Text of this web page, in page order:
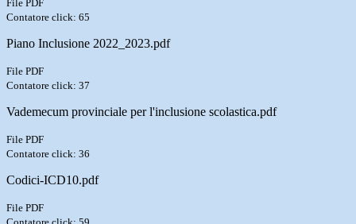
File PDF
Contatore click: 65
Piano Inclusione 2022_2023.pdf
File PDF
Contatore click: 37
Vademecum provinciale per l'inclusione scolastica.pdf
File PDF
Contatore click: 36
Codici-ICD10.pdf
File PDF